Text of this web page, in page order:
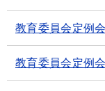
教育委員会定例
教育委員会定例